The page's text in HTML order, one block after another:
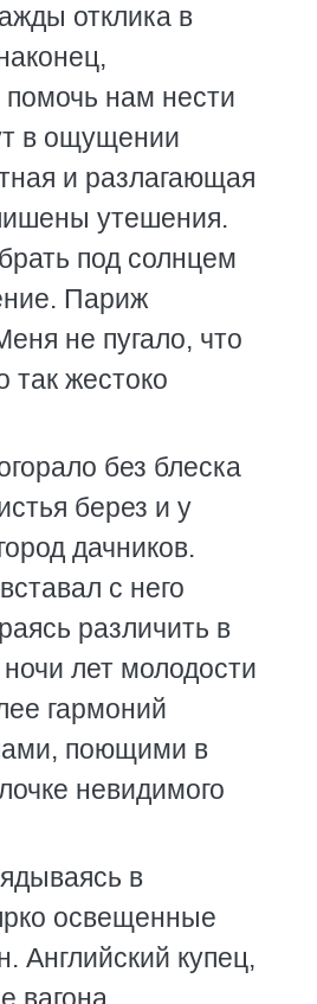
отклика в
помочь нам нести
в ощущении
и разлагающая
утешения.
под солнцем
Париж
не пугало, что
так жестоко
без блеска
берез и у
дачников.
с него
различить в
лет молодости
гармоний
поющими в
невидимого
в
освещенные
Английский купец,